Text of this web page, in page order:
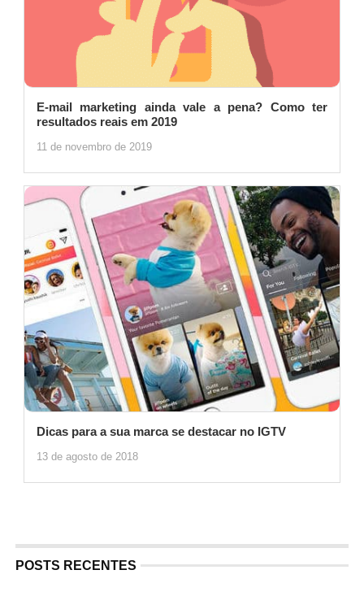
E-mail marketing ainda vale a pena? Como ter
resultados reais em 2019
11 de novembro de 2019
Dicas para a sua marca se destacar no IGTV
13 de agosto de 2018
POSTS RECENTES